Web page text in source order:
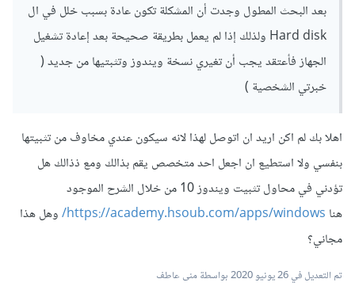
بعد البحث المطول وجدت أن المشكلة تكون عادة بسبب خلل في ال
Hard disk ولذلك إذا لم يعمل بطريقة صحيحة بعد إعادة تشغيل
الجهاز فأعتقد يجب أن تغيري نسخة ويندوز وتثبتيها من جديد (
خبرتي الشخصية )
اهلا بك لم اكن اريد ان اتوصل لهذا لانه سيكون عندي مخاوف من تثبيتها
بنفسي ولا استطيع ان اجعل احد متخصص يقم بذالك ومع ذذالك هل
تؤدني في محاول تثبيت ويندوز 10 من خلال الشرح الموجود
هنا https://academy.hsoub.com/apps/windows/ وهل هذا
مجاني؟
تم التعديل في26 يونيو 2020 بواسطة منى عاطف